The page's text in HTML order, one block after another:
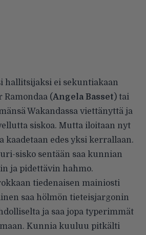
hallitsijaksi ei sekuntiakaan
(Angela Basset) tai
Wakandassa viettänyttä ja
siskoa. Mutta iloitaan nyt
kaadetaan edes yksi kerrallaan.
sisko sentään saa kunnian
ja pidettävin hahmo.
tiedenaisen mainiosti
saa hölmön tieteisjargonin
ja saa jopa typerimmät
Kunnia kuuluu pitkälti